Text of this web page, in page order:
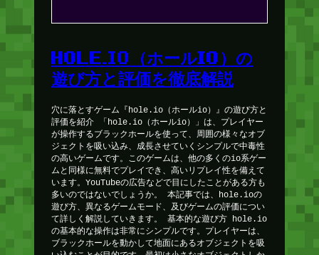
HOLE.IO（ホールIO）の
遊び方と評価を徹底解説
穴に落とすゲーム『hole.io（ホールio）』の遊び方と
評価を紹介 「hole.io（ホールio）」は、プレイヤー
が操作するブラックホールを使って、周囲の様々なオブ
ジェクトを吸い込み、成長させていくシンプルで中毒性
の高いゲームです。このゲームは、他の多くのio系ゲー
ムと同様に無料でプレイでき、高いリプレイ性を備えて
います。YouTubeの広告などで目にしたことがある方も
多いのではないでしょうか。 本記事では、hole.ioの
遊び方、異なるゲームモード、及びゲームの評価につい
て詳しく解説していきます。 基本的な遊び方 hole.io
の基本的な操作は非常にシンプルです。プレイヤーは、
ブラックホールを動かして地面にあるオブジェクトを吸